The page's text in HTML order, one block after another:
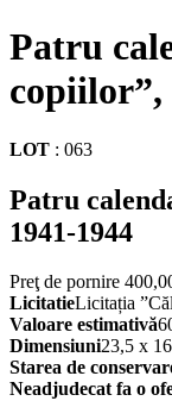
Patru
copiilor”,
LOT : 063
Patru
1941-1944
Preţ de pornire
LicitatieLicitația
Valoare estimativă
Dimensiuni23,5 x
Starea de
Neadjudecat fa o